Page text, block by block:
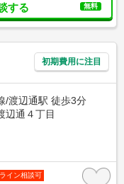
する 無料
初期費用に注目
/渡辺通駅 徒歩3分
辺通４丁目
イン相談可